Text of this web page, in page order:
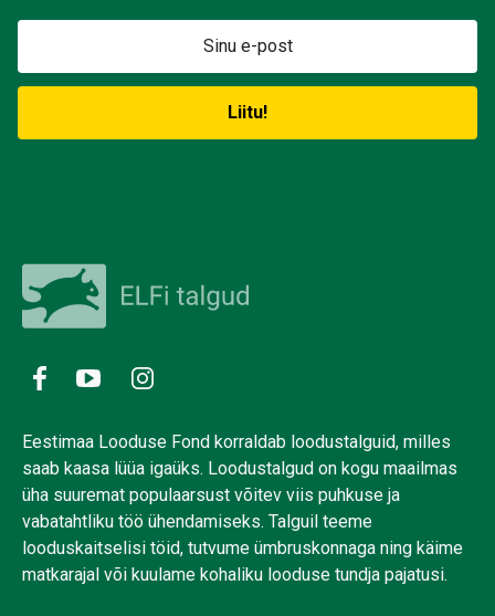
Eestimaa Looduse Fond korraldab loodustalguid, milles
saab kaasa lüüa igaüks. Loodustalgud on kogu maailmas
üha suuremat populaarsust võitev viis puhkuse ja
vabatahtliku töö ühendamiseks. Talguil teeme
looduskaitselisi töid, tutvume ümbruskonnaga ning käime
matkarajal või kuulame kohaliku looduse tundja pajatusi.